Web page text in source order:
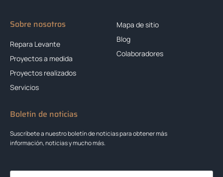
Sobre nosotros
Repara Levante
Proyectos a medida
Proyectos realizados
Servicios
Mapa de sitio
Blog
Colaboradores
Boletín de noticias
Suscríbete a nuestro boletín de noticias para obtener más
información, noticias y mucho más.